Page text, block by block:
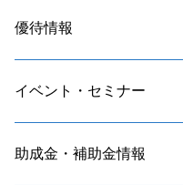
優待情報
イベント・セミナー
助成金・補助金情報